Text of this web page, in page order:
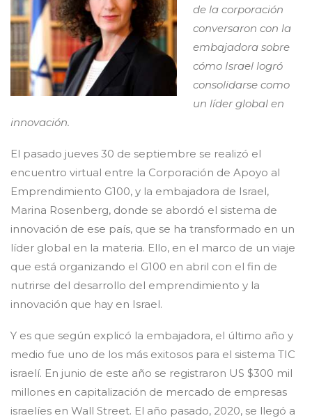
de la corporación
conversaron con la
embajadora sobre
cómo Israel logró
consolidarse como
un líder global en
innovación.
El pasado jueves 30 de septiembre se realizó el
encuentro virtual entre la Corporación de Apoyo al
Emprendimiento G100, y la embajadora de Israel,
Marina Rosenberg, donde se abordó el sistema de
innovación de ese país, que se ha transformado en un
líder global en la materia. Ello, en el marco de un viaje
que está organizando el G100 en abril con el fin de
nutrirse del desarrollo del emprendimiento y la
innovación que hay en Israel.
Y es que según explicó la embajadora, el último año y
medio fue uno de los más exitosos para el sistema TIC
israelí. En junio de este año se registraron US $300 mil
millones en capitalización de mercado de empresas
israelíes en Wall Street. El año pasado, 2020, se llegó a